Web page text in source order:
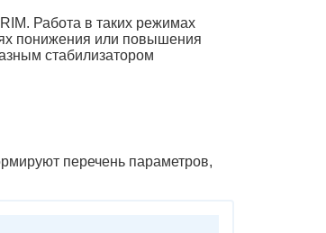
Работа в таких режимах
понижения или повышения
стабилизатором
перечень параметров,